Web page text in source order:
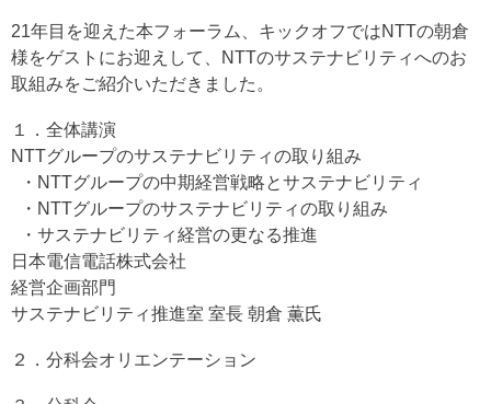
21年目を迎えた本フォーラム、キックオフではNTTの朝倉
様をゲストにお迎えして、NTTのサステナビリティへのお
取組みをご紹介いただきました。
１．全体講演
NTTグループのサステナビリティの取り組み
・NTTグループの中期経営戦略とサステナビリティ
・NTTグループのサステナビリティの取り組み
・サステナビリティ経営の更なる推進
日本電信電話株式会社
経営企画部門
サステナビリティ推進室 室長 朝倉 薫氏
２．分科会オリエンテーション